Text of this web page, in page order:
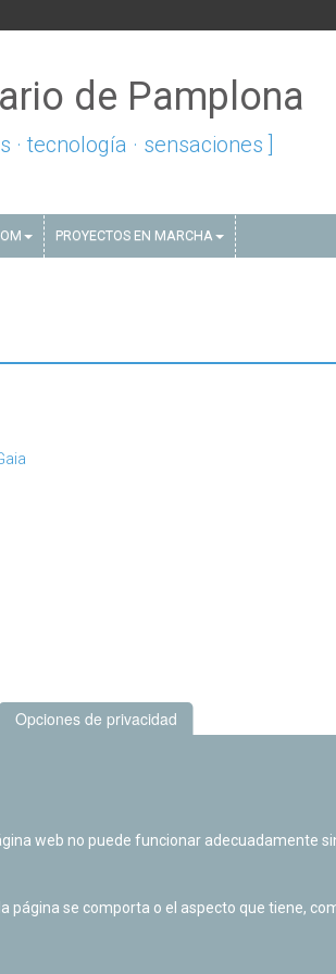
de Pamplona
· tecnología · sensaciones ]
PROYECTOS EN MARCHA
Opciones de privacidad
web no puede funcionar adecuadamente
se comporta o el aspecto que tiene,